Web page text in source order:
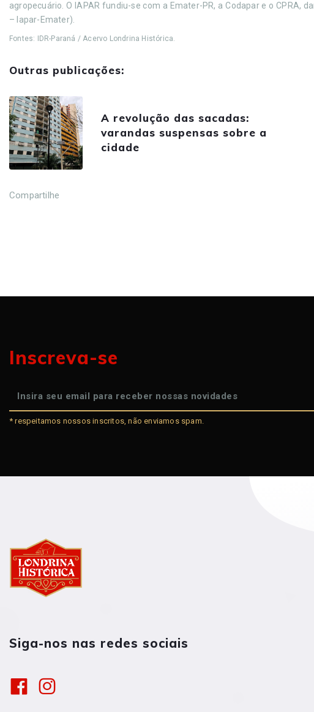
agropecuário. O IAPAR fundiu-se com a Emater-PR, a Codapar e o CPRA,
– Iapar-Emater).
Fontes: IDR-Paraná / Acervo Londrina Histórica.
Outras publicações:
A revolução das sacadas:
varandas suspensas sobre a
cidade
Compartilhe
Inscreva-se
* respeitamos nossos inscritos, não enviamos spam.
Siga-nos nas redes sociais